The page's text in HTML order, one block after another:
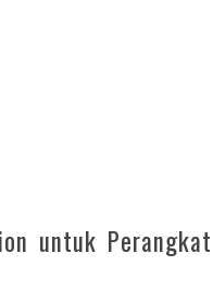
untuk Perangkat